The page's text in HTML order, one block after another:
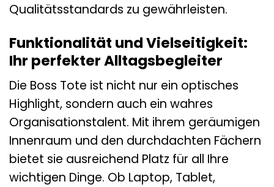
Qualitätsstandards zu gewährleisten.
Funktionalität und Vielseitigkeit:
Ihr perfekter Alltagsbegleiter
Die Boss Tote ist nicht nur ein optisches
Highlight, sondern auch ein wahres
Organisationstalent. Mit ihrem geräumigen
Innenraum und den durchdachten Fächern
bietet sie ausreichend Platz für all Ihre
wichtigen Dinge. Ob Laptop, Tablet,